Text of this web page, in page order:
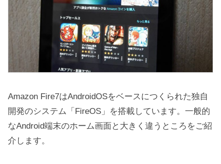
Amazon Fire7はAndroidOSをベースにつくられた独自
開発のシステム「FireOS」を搭載しています。一般的
なAndroid端末のホーム画面と大きく違うところをご紹
介します。